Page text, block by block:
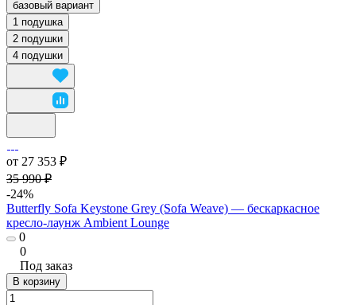
базовый вариант
1 подушка
2 подушки
4 подушки
от 27 353 ₽
35 990 ₽
-24%
Butterfly Sofa Keystone Grey (Sofa Weave) — бескаркасное
кресло-лаунж Ambient Lounge
0
0
Под заказ
В корзину